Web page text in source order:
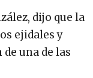
dijo que la
ejidales y
una de las